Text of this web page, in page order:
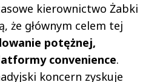
kierownictwo Żabki
że głównym celem tej
potężnej,
convenience.
koncern zyskuje